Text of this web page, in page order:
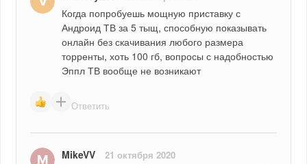
Когда попробуешь мощную приставку с
Андроид ТВ за 5 тыщ, способную показывать
онлайн без скачивания любого размера
торренты, хоть 100 гб, вопросы с надобностью
Эппл ТВ вообще не возникают
Ответить
MikeVV 21 октября 2020